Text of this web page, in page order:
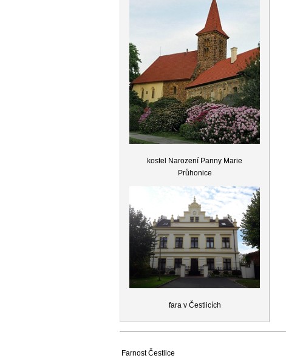
kostel Narození Panny Marie
Průhonice
fara v Čestlicích
Farnost Čestlice